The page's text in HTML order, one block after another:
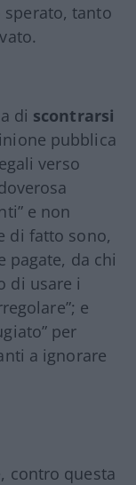
tanto
di scontrarsi
pubblica
verso
e non
di fatto sono,
pagate, da chi
di usare i
e
per
a ignorare
contro questa